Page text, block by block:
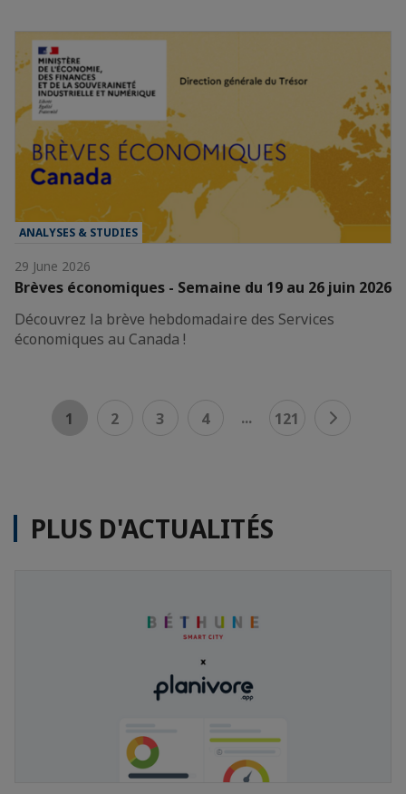
ANALYSES & STUDIES
29 June 2026
Brèves économiques - Semaine du 19 au 26 juin 2026
Découvrez la brève hebdomadaire des Services
économiques au Canada !
1 2 3 4 ... 121
PLUS D'ACTUALITÉS